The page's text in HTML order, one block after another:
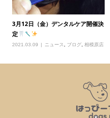
3月12日（金）デンタルケア開催決
定
2021.03.09 ニュース ブログ, 相模原店